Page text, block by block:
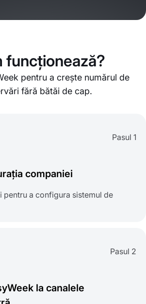
funcționează?
pentru a crește numărul de
fără bătăi de cap.
Pasul 1
companiei
pentru a configura sistemul de
Pasul 2
la canalele